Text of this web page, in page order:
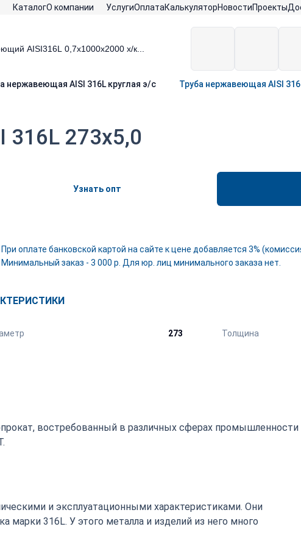
КаталогО компании УслугиОплатаКалькуляторНовостиПроекты
нержавеющая AISI 316L круглая э/с Труба нержавеющая AISI
316L 273х5,0
Узнать опт
При оплате банковской картой на сайте к цене добавляется 3%
Минимальный заказ - 3 000 р. Для юр. лиц минимального заказа нет.
273 Толщина
востребованный в различных сферах промышленности
и эксплуатационными характеристиками. Они
316L. У этого металла и изделий из него много